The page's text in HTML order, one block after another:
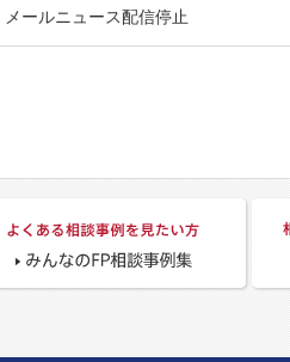
メールニュース配信停止